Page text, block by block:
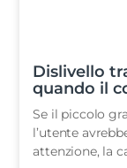
Dislivello
quando il
Se il piccolo
l’utente
attenzione, la